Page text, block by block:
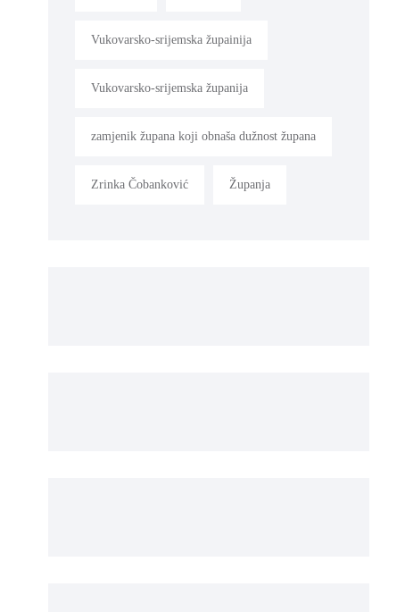
Vukovarsko-srijemska župainija
Vukovarsko-srijemska županija
zamjenik župana koji obnaša dužnost župana
Zrinka Čobanković Županja